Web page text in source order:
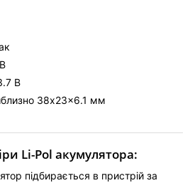
В
38x23x6.1 мм
Li-Pol акумулятора:
підбирається в пристрій за